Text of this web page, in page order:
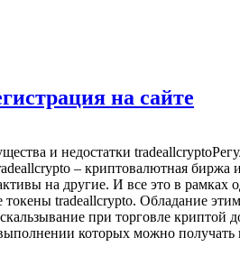
на сайте
и недостатки
– криптовалютная биржа
на другие. И все это в
tradeallcrypto. Обладание
при торговле
которых можно получать